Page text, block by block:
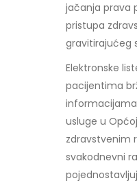
jačanja prava
pristupa
gravitirajućeg
Elektronske
pacijentima
usluge u
zdravstvenim
svakodnevni